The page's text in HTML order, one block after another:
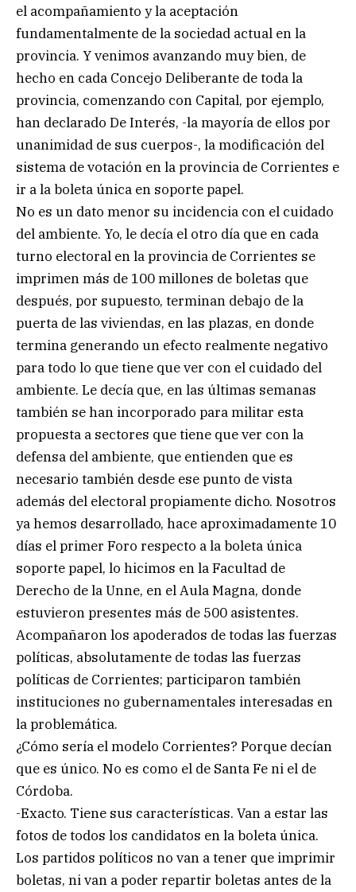
el acompañamiento y la aceptación
fundamentalmente de la sociedad actual en la
provincia. Y venimos avanzando muy bien, de
hecho en cada Concejo Deliberante de toda la
provincia, comenzando con Capital, por ejemplo,
han declarado De Interés, -la mayoría de ellos por
unanimidad de sus cuerpos-, la modificación del
sistema de votación en la provincia de Corrientes e
ir a la boleta única en soporte papel.
No es un dato menor su incidencia con el cuidado
del ambiente. Yo, le decía el otro día que en cada
turno electoral en la provincia de Corrientes se
imprimen más de 100 millones de boletas que
después, por supuesto, terminan debajo de la
puerta de las viviendas, en las plazas, en donde
termina generando un efecto realmente negativo
para todo lo que tiene que ver con el cuidado del
ambiente. Le decía que, en las últimas semanas
también se han incorporado para militar esta
propuesta a sectores que tiene que ver con la
defensa del ambiente, que entienden que es
necesario también desde ese punto de vista
además del electoral propiamente dicho. Nosotros
ya hemos desarrollado, hace aproximadamente 10
días el primer Foro respecto a la boleta única
soporte papel, lo hicimos en la Facultad de
Derecho de la Unne, en el Aula Magna, donde
estuvieron presentes más de 500 asistentes.
Acompañaron los apoderados de todas las fuerzas
políticas, absolutamente de todas las fuerzas
políticas de Corrientes; participaron también
instituciones no gubernamentales interesadas en
la problemática.
¿Cómo sería el modelo Corrientes? Porque decían
que es único. No es como el de Santa Fe ni el de
Córdoba.
-Exacto. Tiene sus características. Van a estar las
fotos de todos los candidatos en la boleta única.
Los partidos políticos no van a tener que imprimir
boletas, ni van a poder repartir boletas antes de la